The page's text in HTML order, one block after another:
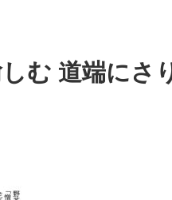
む 道端にさ